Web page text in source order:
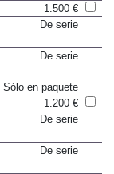
1.500 €
De serie
De serie
Sólo en paquete
1.200 €
De serie
De serie